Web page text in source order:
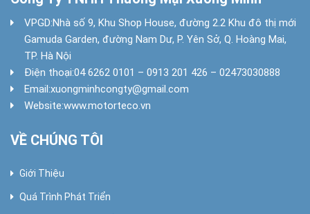
VPGD:Nhà số 9, Khu Shop House, đường 2.2 Khu đô thị mới
Gamuda Garden, đường Nam Dư, P. Yên Sở, Q. Hoàng Mai,
TP. Hà Nội
Điện thoại:04 6262 0101 – 0913 201 426 – 02473030888
Email:xuongminhcongty@gmail.com
Website:www.motorteco.vn
VỀ CHÚNG TÔI
Giới Thiệu
Quá Trình Phát Triển